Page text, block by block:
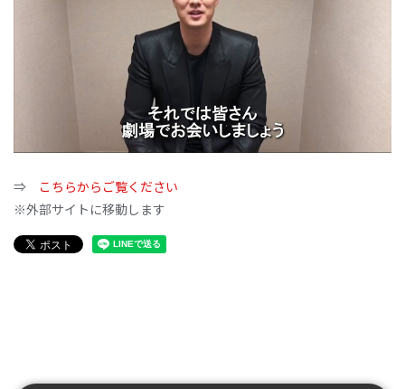
⇒ こちらからご覧ください
※外部サイトに移動します